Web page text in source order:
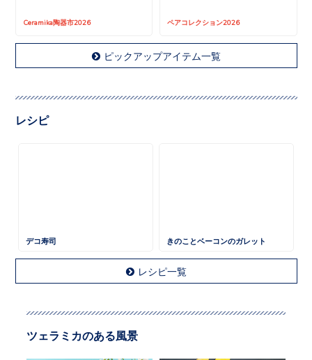
Ceramika陶器市2026 ペアコレクション2026
ピックアップアイテム一覧
レシピ
デコ寿司 きのことベーコンのガレット
レシピ一覧
ツェラミカのある風景